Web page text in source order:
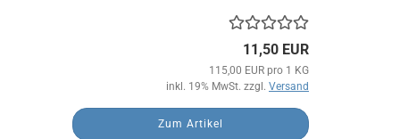
11,50 EUR
115,00 EUR pro 1 KG
inkl. 19% MwSt. zzgl. Versand
Zum Artikel